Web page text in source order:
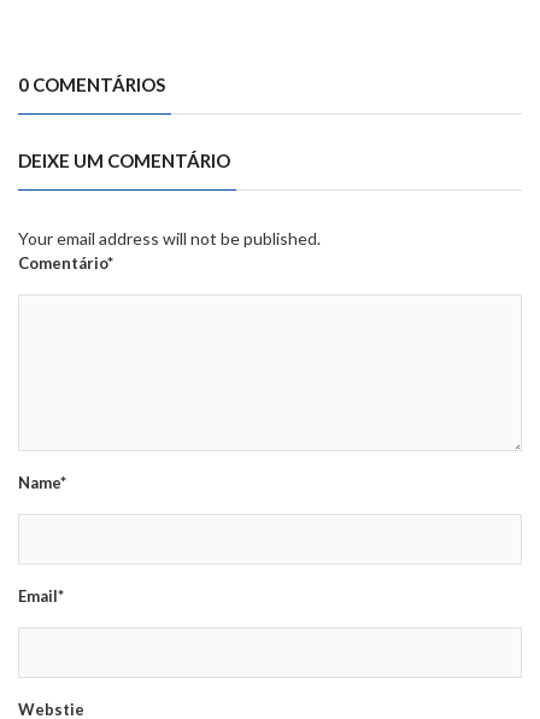
0 COMENTÁRIOS
DEIXE UM COMENTÁRIO
Your email address will not be published.
Comentário*
Name*
Email*
Webstie